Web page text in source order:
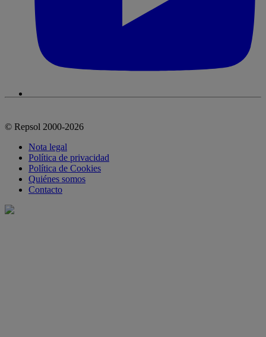
© Repsol 2000-2026
Nota legal
Política de privacidad
Política de Cookies
Quiénes somos
Contacto